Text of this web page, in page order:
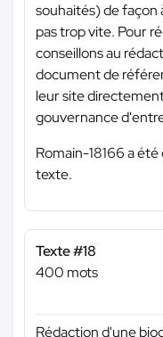
souhaités) de façon
pas trop vite. Pour
conseillons au
document de
leur site
gouvernance
Romain-18166 a
texte.
Texte #18
400 mots
Rédaction d'une